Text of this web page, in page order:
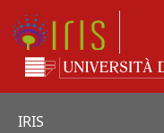
IRIS